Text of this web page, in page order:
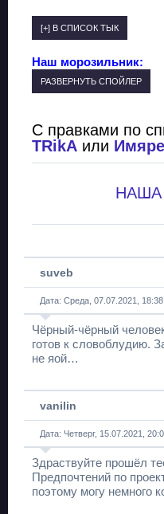
Наш морозильник:
С правками по
TRikA или
НАША
suveb
Дата: Среда, 07.07.2021,
Чёрный-чёрный
готов к словоблудию.
не яой…
vanilin
Дата: Четверг, 15.07.2021,
Здраствуйте прошёл
Предпочтений по
поэтому могу немного